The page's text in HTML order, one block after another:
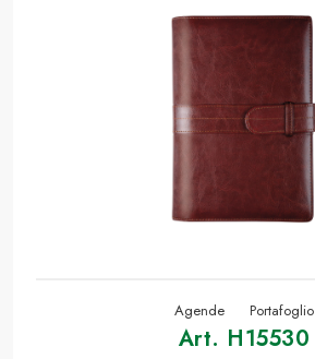
Agende Portafoglio
Art. H15530